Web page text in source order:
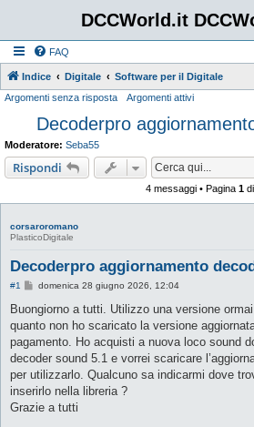
DCCWorld.it
FAQ
Indice Digitale Software per il Digitale
Argomenti senza risposta Argomenti attivi
Decoderpro
Moderatore: Seba55
Rispondi
4 messaggi • Pagina 1 di
corsaroromano
PlasticoDigitale
Decoderpro aggiornamento
#1
M
s
s
a
g
i
o
domenica 28 giugno 2026, 12:04
Buongiorno a tutti. Utilizzo una versione
quanto non ho scaricato la versione
pagamento. Ho acquisti a nuova loco sound
decoder sound 5.1 e vorrei scaricare
per utilizzarlo. Qualcuno sa indicarmi dove
inserirlo nella libreria ?
Grazie a tutti